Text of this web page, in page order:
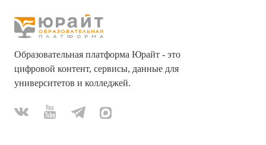
Образовательная платформа Юрайт - это
цифровой контент, сервисы, данные для
университетов и колледжей.